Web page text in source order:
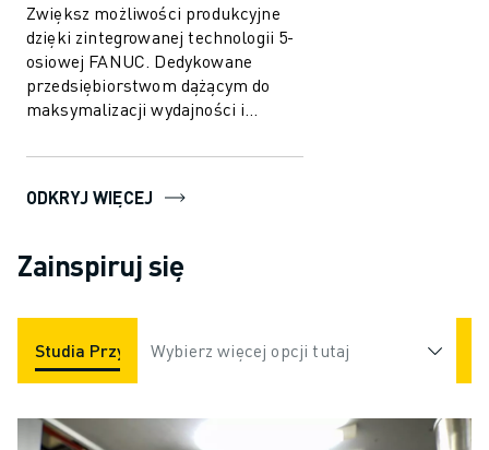
Zwiększ możliwości produkcyjne
dzięki zintegrowanej technologii 5-
osiowej FANUC. Dedykowane
przedsiębiorstwom dążącym do
maksymalizacji wydajności i
rozwiązanie zapewnia p...
ODKRYJ WIĘCEJ
Zainspiruj się
Studia Przypadków Aplikacje Branże
Wybierz więcej opcji tutaj